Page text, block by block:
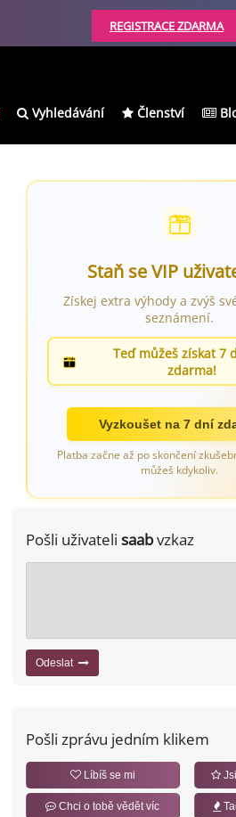
REGISTRACE ZDARMA
Vyhledávání Členství
Staň se VIP
Získej extra výhody a zvýš
seznámení.
Teď můžeš získat 7
zdarma!
Vyzkoušet na 7 dní
Platba začne až po skončení
můžeš kdykoliv.
Pošli uživateli saabvzkaz
Odeslat
Pošli zprávu jedním klikem
Líbíš se mi
Chci o tobě vědět víc